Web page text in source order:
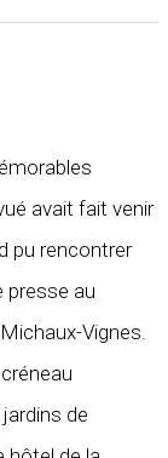
avait fait venir
pu rencontrer
presse au
Vignes.
de